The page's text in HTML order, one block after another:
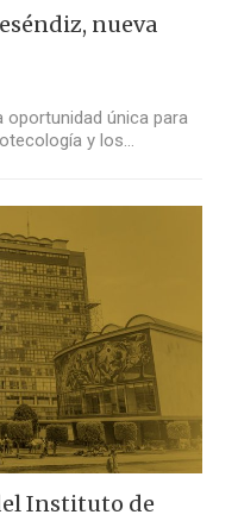
nueva
oportunidad única para
y los…
Instituto de